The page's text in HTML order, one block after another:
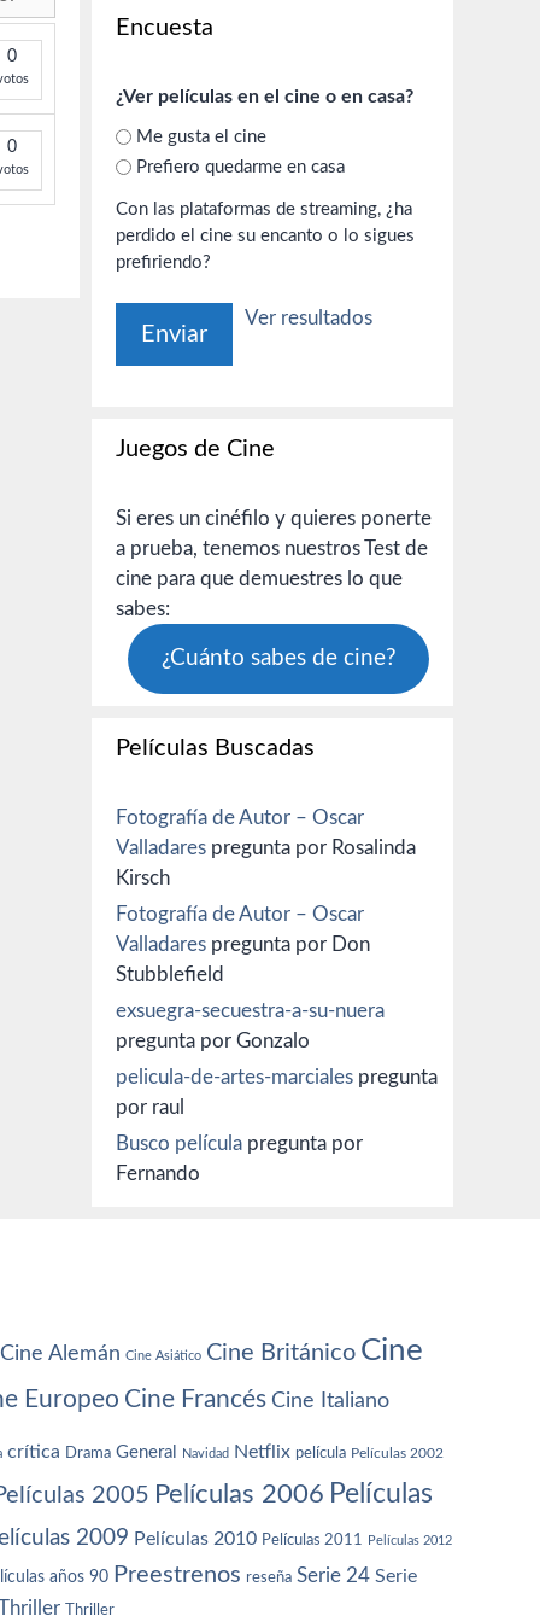
0
0
Encuesta
¿Ver películas en el cine o en casa?
Me gusta el cine
Prefiero quedarme en casa
Con las plataformas de streaming, ¿ha
perdido el cine su encanto o lo sigues
prefiriendo?
Ver resultados
Juegos de Cine
Si eres un cinéfilo y quieres ponerte
a prueba, tenemos nuestros Test de
cine para que demuestres lo que
sabes:
¿Cuánto sabes de cine?
Películas Buscadas
Fotografía de Autor – Oscar
Valladares pregunta por Rosalinda
Kirsch
Fotografía de Autor – Oscar
Valladares pregunta por Don
Stubblefield
exsuegra-secuestra-a-su-nuera
pregunta por Gonzalo
pelicula-de-artes-marciales pregunta
por raul
Busco película pregunta por
Fernando
Cine Alemán Cine Asiático Cine Británico Cine
Europeo Cine Francés Cine Italiano
crítica Drama General Navidad Netflix película Películas 2002
2005 Películas 2006 Películas
2009 Películas 2010 Películas 2011 Películas 2012
años 90 Preestrenos reseña Serie 24 Serie
Thriller